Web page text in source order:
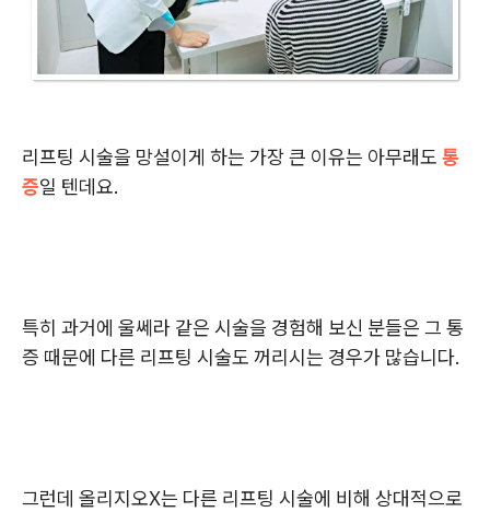
리프팅 시술을 망설이게 하는 가장 큰 이유는 아무래도 통
증일 텐데요.
특히 과거에 울쎄라 같은 시술을 경험해 보신 분들은 그 통
증 때문에 다른 리프팅 시술도 꺼리시는 경우가 많습니다.
그런데 올리지오X는 다른 리프팅 시술에 비해 상대적으로